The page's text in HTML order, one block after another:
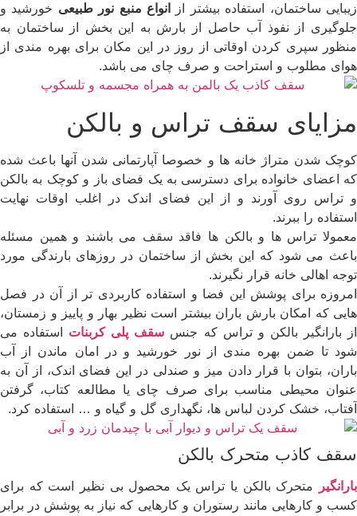
زیبایی ساختمان، استفاده بیشتر از
انواع منبع نور طبیعی خورشید و
جلوگیری از نفوذ آب حاصل از بارش به این بخش از ساختمان به
منظور سپری کردن اوقاتی از روز در این مکان برای بهره مندی از
هوای مطلوب و استراحت و صرف چای می باشد.
مزایای سقف تراس و بالکن
کوچک شدن متراژ خانه ها و خصوصا آپارتمانی شدن آنها باعث شده
که اعضای خانواده برای دسترسی به یک فضای باز و کوچک به بالکن
و تراس روی آورند و از این فضای اندک در اغلب اوقات نهایت
استفاده را ببرند.
معمولا تراس ها و بالکن ها فاقد سقف می باشند و همین مسئله
باعث می شود که این بخش از ساختمان در روزهای بارندگی مورد
توجه اهالی خانه قرار نگیرند.
امروزه برای پوشش این فضا و استفاده کاربردی تر از آن در فصل
هایی که امکان بارش باران بیشتر است نظیر بهار و پاییز و زمستان،
از بارانگیر بالکن و تراس که جنس سقف پلی کربنات استفاده می
شود تا ضمن بهره مندی از نور خورشید و در امان ماندن از آب
باران، بتوان با قرار دادن میز و صندلی در این فضای اندک، از آن به
عنوان محیطی مناسب برای صرف چای یا مطالعه کتاب، گرفتن
آفتاب، خشک کردن لباس ها، نگهداری گل و گیاه و … استفاده کرد.
سقف کاذب متحرک بالکن
بارانگیر
متحرک بالکن یا تراس یک محصول بی نظیر است که برای
کسب و کارهایی مانند رستوران و کارهایی که نیاز به پوشش در برابر